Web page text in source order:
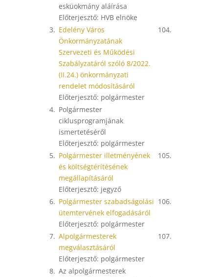
esküokmány aláírása
Előterjesztő: HVB elnöke
3. Edelény Város
Önkormányzatának
Szervezeti és Működési
Szabályzatáról szóló 8/2022.
(II.24.) önkormányzati
rendelet módosításáról
Előterjesztő: polgármester
104.
4. Polgármester
ciklusprogramjának
ismertetéséről
Előterjesztő: polgármester
5. Polgármester illetményének
és költségtérítésének
megállapításáról
Előterjesztő: jegyző
105.
6. Polgármester szabadságolási
ütemtervének elfogadásáról
Előterjesztő: polgármester
106.
7. Alpolgármesterek
megválasztásáról
Előterjesztő: polgármester
107.
8. Az alpolgármesterek